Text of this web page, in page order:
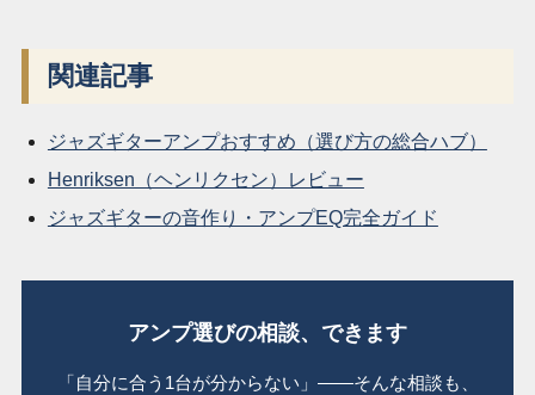
関連記事
ジャズギターアンプおすすめ（選び方の総合ハブ）
Henriksen（ヘンリクセン）レビュー
ジャズギターの音作り・アンプEQ完全ガイド
アンプ選びの相談、できます
「自分に合う1台が分からない」――そんな相談も、